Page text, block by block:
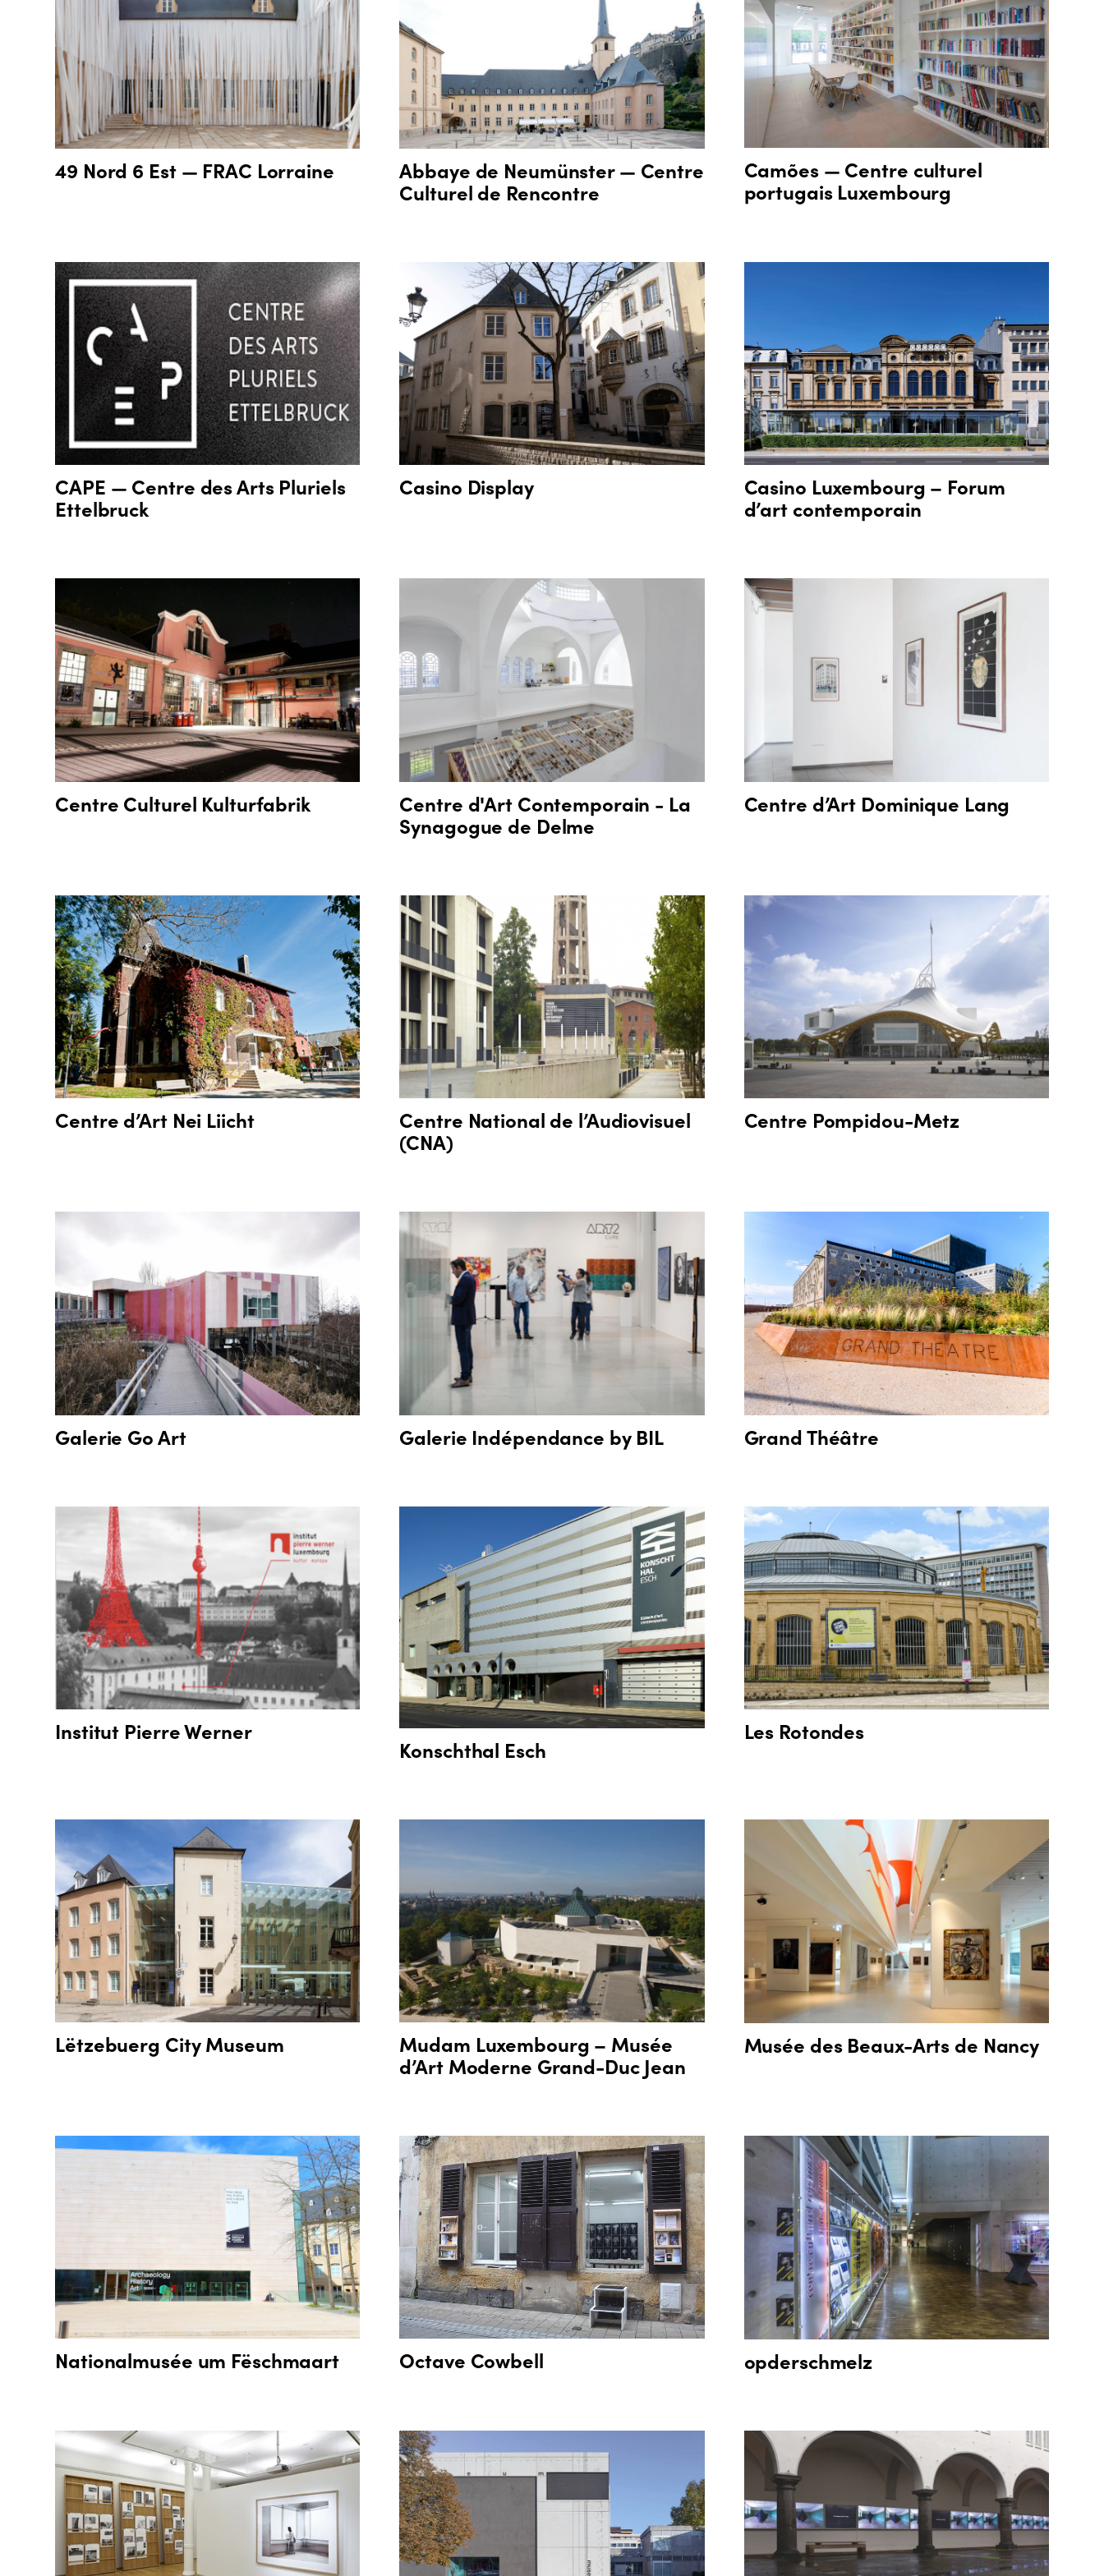
49 Nord 6 Est — FRAC Lorraine
Abbaye de Neumünster — Centre
Culturel de Rencontre
Camões — Centre culturel
portugais Luxembourg
CAPE — Centre des Arts Pluriels
Ettelbruck
Casino Display
Casino Luxembourg – Forum
d’art contemporain
Centre Culturel Kulturfabrik
Centre d'Art Contemporain - La
Synagogue de Delme
Centre d’Art Dominique Lang
Centre d’Art Nei Liicht
Centre National de l’Audiovisuel
(CNA)
Centre Pompidou-Metz
Galerie Go Art Galerie Indépendance by BIL Grand Théâtre
Institut Pierre Werner
Konschthal Esch
Les Rotondes
Lëtzebuerg City Museum
Mudam Luxembourg – Musée
d’Art Moderne Grand-Duc Jean
Musée des Beaux-Arts de Nancy
Nationalmusée um Fëschmaart Octave Cowbell opderschmelz